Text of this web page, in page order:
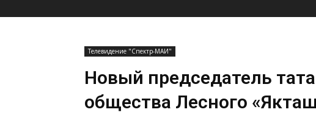
Телевидение "Спектр-МАИ"
Новый председатель
общества Лесного